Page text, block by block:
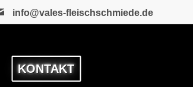
info@vales-fleischschmiede.de
KONTAKT